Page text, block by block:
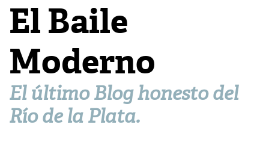
El Baile
Moderno
El último Blog honesto del
Río de la Plata.